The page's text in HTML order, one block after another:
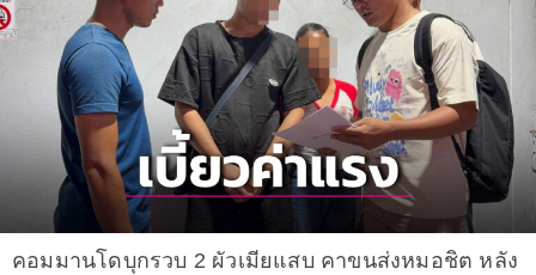
คอมมานโดบุกรวบ 2 ผัวเมียแสบ คาขนส่งหมอชิต หลัง